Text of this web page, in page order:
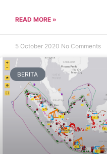
READ MORE »
5 October 2020 No Comments
BERITA